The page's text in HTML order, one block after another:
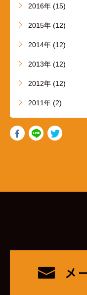
2016年 (15)
2015年 (12)
2014年 (12)
2013年 (12)
2012年 (12)
2011年 (2)